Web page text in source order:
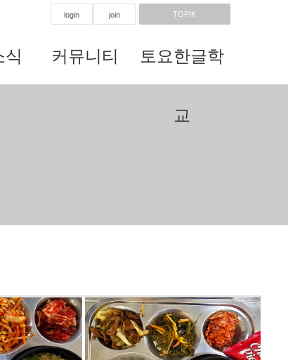
login join TOPIK
식 커뮤니티 토요한글학
교